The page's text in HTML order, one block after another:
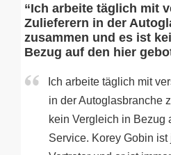
“Ich arbeite täglich mit
Zulieferern in der
zusammen und es ist
Bezug auf den hier
Ich arbeite täglich mit
in der Autoglasbranche
kein Vergleich in Bezug
Service. Korey Gobin